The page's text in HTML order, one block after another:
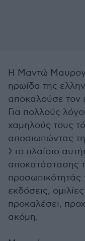
Η Μαντώ
ηρωίδα της
αποκαλούσε τον
Για πολλούς
χαμηλούς τους
αποσιωπώντας
Στο πλαίσιο
αποκατάστασης
προσωπικότητάς
εκδόσεις,
προκαλέσει,
ακόμη.